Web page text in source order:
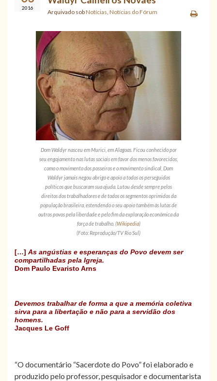
2016
Arquivado sobNotícias Notícias do Fórum
Dom Waldyr nasceu em Murici, em Alagoas. Ficou conhecido por
seu engajamento nas lutas sociais em favor dos menos favorecidos,
como o movimento dos posseiros e o movimento sindical, Dom
Waldyr jamais negou abrigo e apoio a todos os perseguidos
políticos que buscaram sua ajuda. Lutou desde sempre pelos
direitos dos trabalhadores e de todos os segmentos oprimidos da
população brasileira, estendendo o seu apoio também às lutas de
outros povos pela liberdade e pelo fim da exploração econômica da
força de trabalho. (Wikipedia)
(Foto: Reprodução/TV Rio Sul)
[…] As angústias e esperanças do Povo devem ser
compartilhadas pela Igreja.
Dom Paulo Evaristo Arns
Devemos trabalhar de forma a que a memória coletiva
sirva para a libertação e não para a servidão dos
homens.
Jacques Le Goff
“O documentário “Sacerdote do Povo” foi elaborado e
produzido pelo professor, pesquisador e documentarista